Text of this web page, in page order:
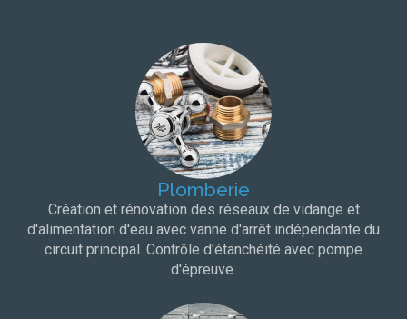
Plomberie
Création et rénovation des réseaux de vidange et
d'alimentation d'eau avec vanne d'arrêt indépendante du
circuit principal. Contrôle d'étanchéité avec pompe
d'épreuve.